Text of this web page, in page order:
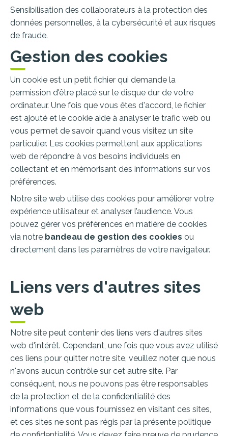
Sensibilisation des collaborateurs à la protection des
données personnelles, à la cybersécurité et aux risques
de fraude.
Gestion des cookies
Un cookie est un petit fichier qui demande la
permission d'être placé sur le disque dur de votre
ordinateur. Une fois que vous êtes d'accord, le fichier
est ajouté et le cookie aide à analyser le trafic web ou
vous permet de savoir quand vous visitez un site
particulier. Les cookies permettent aux applications
web de répondre à vos besoins individuels en
collectant et en mémorisant des informations sur vos
préférences.
Notre site web utilise des cookies pour améliorer votre
expérience utilisateur et analyser l’audience. Vous
pouvez gérer vos préférences en matière de cookies
via notre bandeau de gestion des cookies ou
directement dans les paramètres de votre navigateur.
Liens vers d'autres sites
web
Notre site peut contenir des liens vers d'autres sites
web d'intérêt. Cependant, une fois que vous avez utilisé
ces liens pour quitter notre site, veuillez noter que nous
n'avons aucun contrôle sur cet autre site. Par
conséquent, nous ne pouvons pas être responsables
de la protection et de la confidentialité des
informations que vous fournissez en visitant ces sites,
et ces sites ne sont pas régis par la présente politique